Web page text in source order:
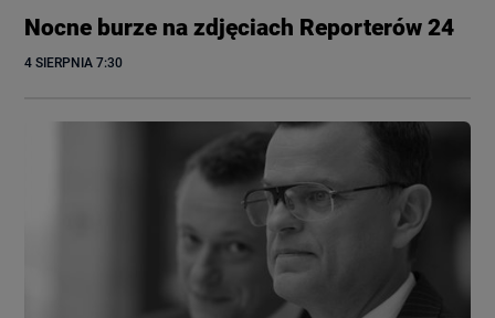
Nocne burze na zdjęciach Reporterów 24
4 SIERPNIA 7:30